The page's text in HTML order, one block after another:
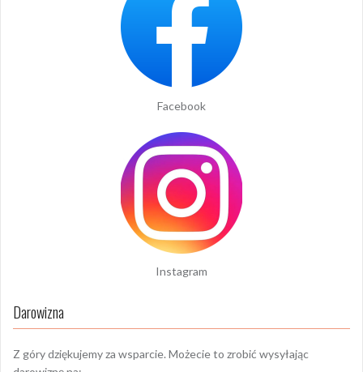
Facebook
Instagram
Darowizna
Z góry dziękujemy za wsparcie. Możecie to zrobić wysyłając